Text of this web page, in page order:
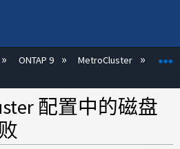
次ONTAP 9 MetroCluster
配置中的磁盘